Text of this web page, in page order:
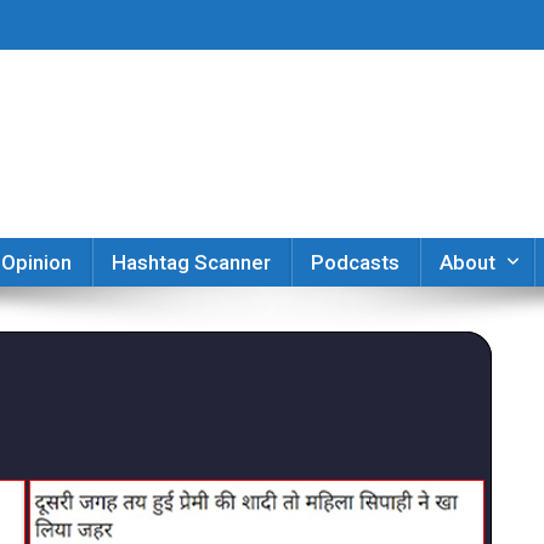
Opinion Hashtag Scanner Podcasts About